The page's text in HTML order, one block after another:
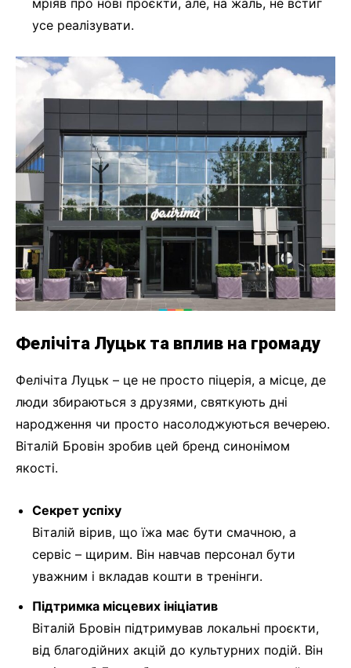
мріяв про нові проєкти, але, на жаль, не встиг
усе реалізувати.
Фелічіта Луцьк та вплив на громаду
Фелічіта Луцьк – це не просто піцерія, а місце, де
люди збираються з друзями, святкують дні
народження чи просто насолоджуються вечерею.
Віталій Бровін зробив цей бренд синонімом
якості.
Секрет успіху
Віталій вірив, що їжа має бути смачною, а
сервіс – щирим. Він навчав персонал бути
уважним і вкладав кошти в тренінги.
Підтримка місцевих ініціатив
Віталій Бровін підтримував локальні проєкти,
від благодійних акцій до культурних подій. Він